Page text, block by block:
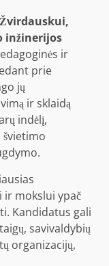
inžinerijos
ir
prie
jų
ir sklaidą
indėlį,
ir mokslui ypač
Kandidatus gali
savivaldybių
organizacijų,